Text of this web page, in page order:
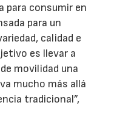
para consumir en
para un
calidad e
es llevar a
movilidad una
mucho más allá
tradicional”,